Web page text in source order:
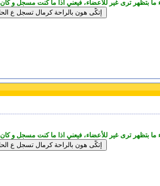
ما بتظهر ترى غير للأعضاء، فيعني اذا ما كنت مسجل
ما بتظهر ترى غير للأعضاء، فيعني اذا ما كنت مسجل